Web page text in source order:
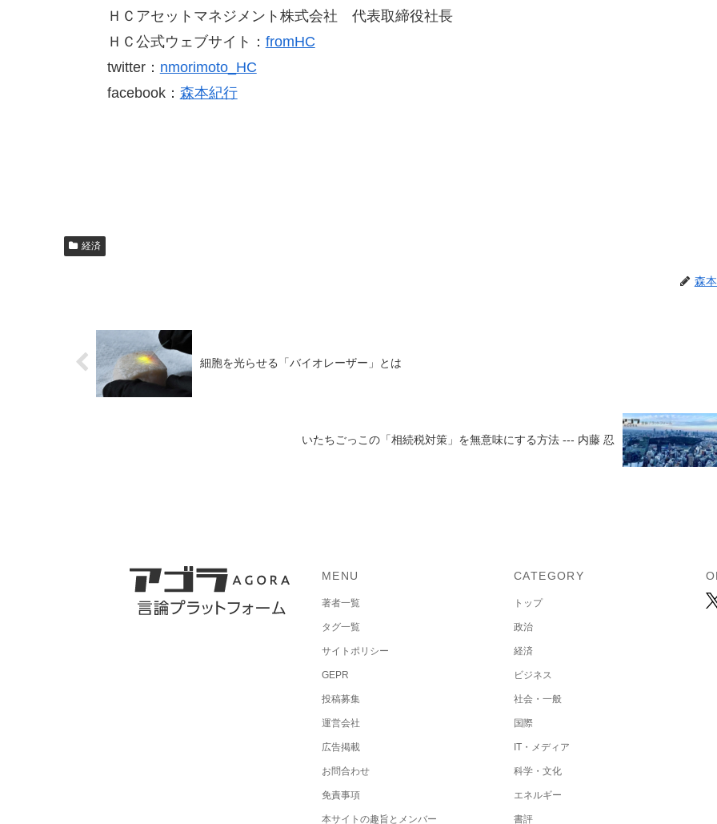
ＨＣアセットマネジメント株式会社 代表取締役社長
ＨＣ公式ウェブサイト： fromHC
twitter： nmorimoto_HC
facebook： 森本紀行
経済
森
細胞を光らせる「バイオレーザー」とは
いたちごっこの「相続税対策」を無意味にする方法 --- 内藤 忍
MENU
著者一覧
タグ一覧
サイトポリシー
GEPR
投稿募集
運営会社
広告掲載
お問合わせ
免責事項
本サイトの趣旨とメンバー
CATEGORY
トップ
政治
経済
ビジネス
社会・一般
国際
IT・メディア
科学・文化
エネルギー
書評